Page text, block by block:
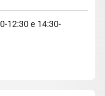
12:30 e 14:30-